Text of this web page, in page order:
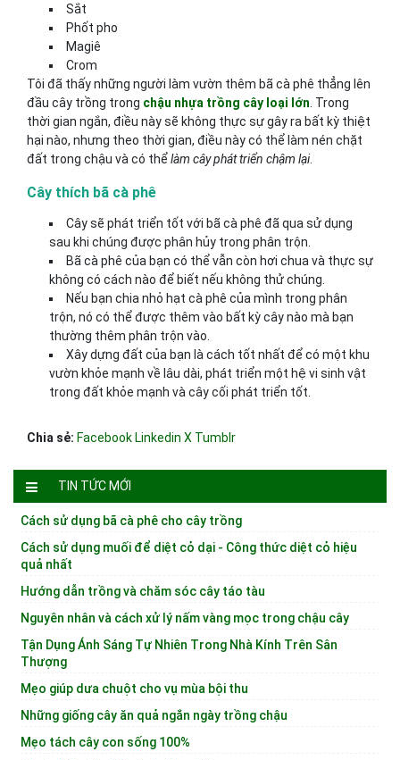
Sắt
Phốt pho
Magiê
Crom
Tôi đã thấy những người làm vườn thêm bã cà phê thẳng lên
đầu cây trồng trong chậu nhựa trồng cây loại lớn . Trong
thời gian ngắn, điều này sẽ không thực sự gây ra bất kỳ thiệt
hại nào, nhưng theo thời gian, điều này có thể làm nén chặt
đất trong chậu và có thểlàm cây phát triển chậm lại.
Cây thích bã cà phê
Cây sẽ phát triển tốt với bã cà phê đã qua sử dụng
sau khi chúng được phân hủy trong phân trộn.
Bã cà phê của bạn có thể vẫn còn hơi chua và thực sự
không có cách nào để biết nếu không thử chúng.
Nếu bạn chia nhỏ hạt cà phê của mình trong phân
trộn, nó có thể được thêm vào bất kỳ cây nào mà bạn
thường thêm phân trộn vào.
Xây dựng đất của bạn là cách tốt nhất để có một khu
vườn khỏe mạnh về lâu dài, phát triển một hệ vi sinh vật
trong đất khỏe mạnh và cây cối phát triển tốt.
Chia sẻ: Facebook Linkedin X Tumblr
TIN TỨC MỚI
Cách sử dụng bã cà phê cho cây trồng
Cách sử dụng muối để diệt cỏ dại - Công thức diệt cỏ hiệu
quả nhất
Hướng dẫn trồng và chăm sóc cây táo tàu
Nguyên nhân và cách xử lý nấm vàng mọc trong chậu cây
Tận Dụng Ánh Sáng Tự Nhiên Trong Nhà Kính Trên Sân
Thượng
Mẹo giúp dưa chuột cho vụ mùa bội thu
Những giống cây ăn quả ngắn ngày trồng chậu
Mẹo tách cây con sống 100%